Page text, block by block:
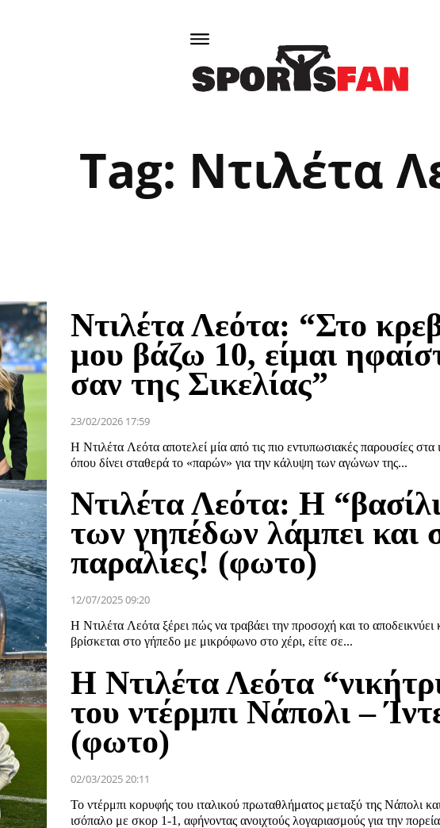
Tag: Ντιλέτα
Ντιλέτα Λεότα: “Στο
μου βάζω 10, είμαι
σαν της Σικελίας”
23/02/2026 17:59
Η Ντιλέτα Λεότα αποτελεί μία από τις πιο εντυπωσιακές παρουσίες στα
όπου δίνει σταθερά το «παρών» για την κάλυψη των αγώνων της...
Ντιλέτα Λεότα: Η
των γηπέδων λάμπει και
παραλίες! (φωτο)
12/07/2025 09:20
Η Ντιλέτα Λεότα ξέρει πώς να τραβάει την προσοχή και το αποδεικνύει
βρίσκεται στο γήπεδο με μικρόφωνο στο χέρι, είτε σε...
Η Ντιλέτα Λεότα
του ντέρμπι Νάπολι –
(φωτο)
02/03/2025 20:11
Το ντέρμπι κορυφής του ιταλικού πρωταθλήματος μεταξύ της Νάπολι
ισόπαλο με σκορ 1-1, αφήνοντας ανοιχτούς λογαριασμούς για την